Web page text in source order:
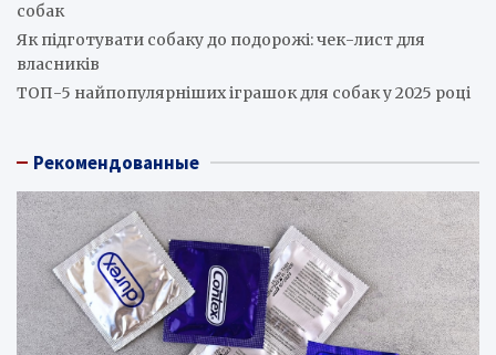
собак
Як підготувати собаку до подорожі: чек-лист для
власників
ТОП-5 найпопулярніших іграшок для собак у 2025 році
Рекомендованные